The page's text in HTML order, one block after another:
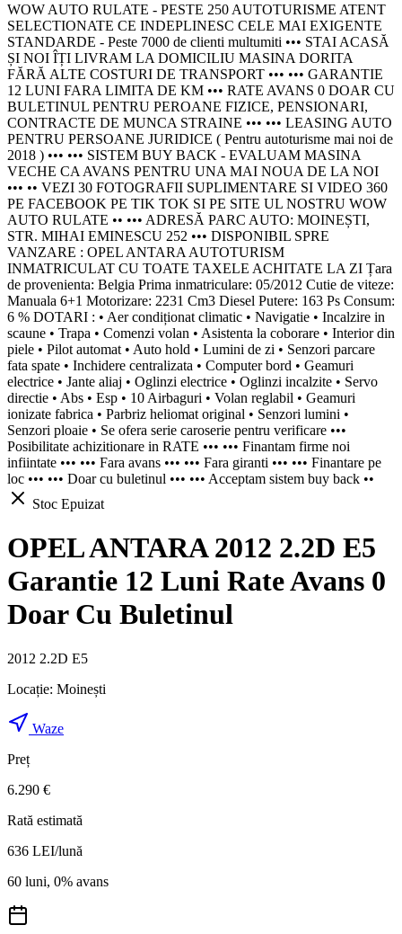
WOW AUTO RULATE - PESTE 250 AUTOTURISME ATENT
SELECTIONATE CE INDEPLINESC CELE MAI EXIGENTE
STANDARDE - Peste 7000 de clienti multumiti ••• STAI ACASĂ
ȘI NOI ÎȚI LIVRAM LA DOMICILIU MASINA DORITA
FĂRĂ ALTE COSTURI DE TRANSPORT ••• ••• GARANTIE
12 LUNI FARA LIMITA DE KM ••• RATE AVANS 0 DOAR CU
BULETINUL PENTRU PEROANE FIZICE, PENSIONARI,
CONTRACTE DE MUNCA STRAINE ••• ••• LEASING AUTO
PENTRU PERSOANE JURIDICE ( Pentru autoturisme mai noi de
2018 ) ••• ••• SISTEM BUY BACK - EVALUAM MASINA
VECHE CA AVANS PENTRU UNA MAI NOUA DE LA NOI
••• •• VEZI 30 FOTOGRAFII SUPLIMENTARE SI VIDEO 360
PE FACEBOOK PE TIK TOK SI PE SITE UL NOSTRU WOW
AUTO RULATE •• ••• ADRESĂ PARC AUTO: MOINEȘTI,
STR. MIHAI EMINESCU 252 ••• DISPONIBIL SPRE
VANZARE : OPEL ANTARA AUTOTURISM
INMATRICULAT CU TOATE TAXELE ACHITATE LA ZI Țara
de provenienta: Belgia Prima inmatriculare: 05/2012 Cutie de viteze:
Manuala 6+1 Motorizare: 2231 Cm3 Diesel Putere: 163 Ps Consum:
6 % DOTARI : • Aer condiționat climatic • Navigatie • Incalzire in
scaune • Trapa • Comenzi volan • Asistenta la coborare • Interior din
piele • Pilot automat • Auto hold • Lumini de zi • Senzori parcare
fata spate • Inchidere centralizata • Computer bord • Geamuri
electrice • Jante aliaj • Oglinzi electrice • Oglinzi incalzite • Servo
directie • Abs • Esp • 10 Airbaguri • Volan reglabil • Geamuri
ionizate fabrica • Parbriz heliomat original • Senzori lumini •
Senzori ploaie • Se ofera serie caroserie pentru verificare •••
Posibilitate achizitionare in RATE ••• ••• Finantam firme noi
infiintate ••• ••• Fara avans ••• ••• Fara giranti ••• ••• Finantare pe
loc ••• ••• Doar cu buletinul ••• ••• Acceptam sistem buy back ••
Stoc Epuizat
OPEL ANTARA 2012 2.2D E5
Garantie 12 Luni Rate Avans 0
Doar Cu Buletinul
2012 2.2D E5
Locație: Moinești
Waze
Preț
6.290 €
Rată estimată
636 LEI/lună
60 luni, 0% avans